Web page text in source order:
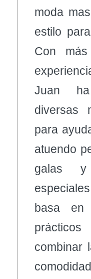
moda
estilo
Con
Juan
diversas
para
atuendo
galas y
basa en
combinar